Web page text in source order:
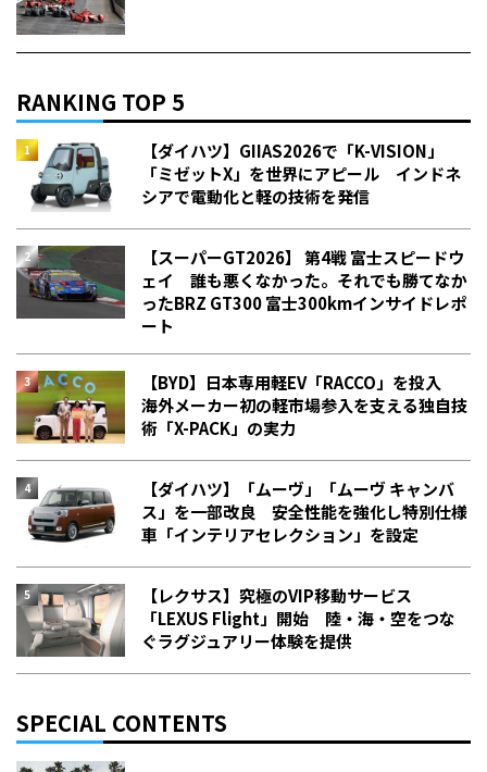
RANKING TOP 5
【ダイハツ】GIIAS2026で「K-VISION」
「ミゼットX」を世界にアピール インドネ
シアで電動化と軽の技術を発信
【スーパーGT2026】 第4戦 富士スピードウ
ェイ 誰も悪くなかった。それでも勝てなか
った――BRZ GT300 富士300kmインサイドレポ
ート
【BYD】日本専用軽EV「RACCO」を投入
海外メーカー初の軽市場参入を支える独自技
術「X-PACK」の実力
【ダイハツ】「ムーヴ」「ムーヴ キャンバ
ス」を一部改良 安全性能を強化し特別仕様
車「インテリアセレクション」を設定
【レクサス】究極のVIP移動サービス
「LEXUS Flight」開始 陸・海・空をつな
ぐラグジュアリー体験を提供
SPECIAL CONTENTS